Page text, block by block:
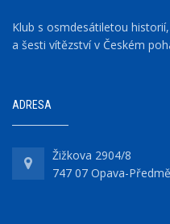
Klub s osmdesátiletou
a šesti vítězství v Českém
ADRESA
Žižkova 2904/8
747 07 Opava-